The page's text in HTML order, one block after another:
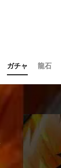
ガチャ 龍石